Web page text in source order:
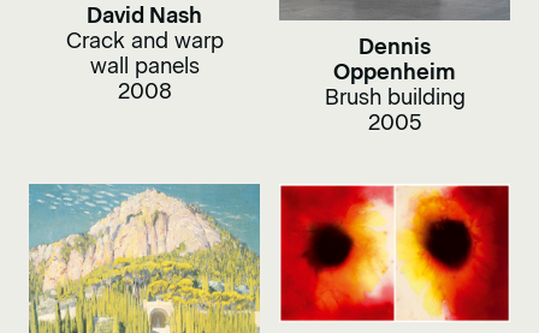
David Nash
Crack and warp
wall panels
2008
Dennis
Oppenheim
Brush building
2005